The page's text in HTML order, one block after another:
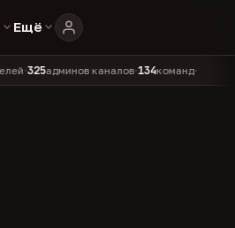
Ещё
админов каналов•134команд•